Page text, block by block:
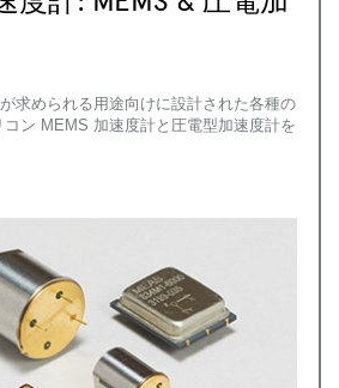
求められる用途向けに設計された各種の
ン MEMS 加速度計と圧電型加速度計を